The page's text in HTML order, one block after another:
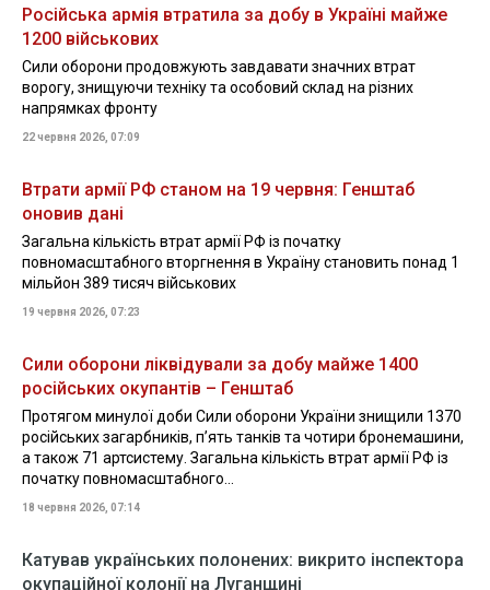
Російська армія втратила за добу в Україні майже
1200 військових
Сили оборони продовжують завдавати значних втрат
ворогу, знищуючи техніку та особовий склад на різних
напрямках фронту
22 червня 2026, 07:09
Втрати армії РФ станом на 19 червня: Генштаб
оновив дані
Загальна кількість втрат армії РФ із початку
повномасштабного вторгнення в Україну становить понад 1
мільйон 389 тисяч військових
19 червня 2026, 07:23
Сили оборони ліквідували за добу майже 1400
російських окупантів – Генштаб
Протягом минулої доби Сили оборони України знищили 1370
російських загарбників, пʼять танків та чотири бронемашини,
а також 71 артсистему. Загальна кількість втрат армії РФ із
початку повномасштабного...
18 червня 2026, 07:14
Катував українських полонених: викрито інспектора
окупаційної колонії на Луганщині